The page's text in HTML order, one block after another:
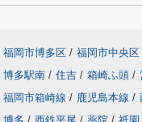
福岡市博多区 / 福岡市中央区
博多駅南 / 住吉 / 箱崎ふ頭 /
福岡市箱崎線 / 鹿児島本線 /